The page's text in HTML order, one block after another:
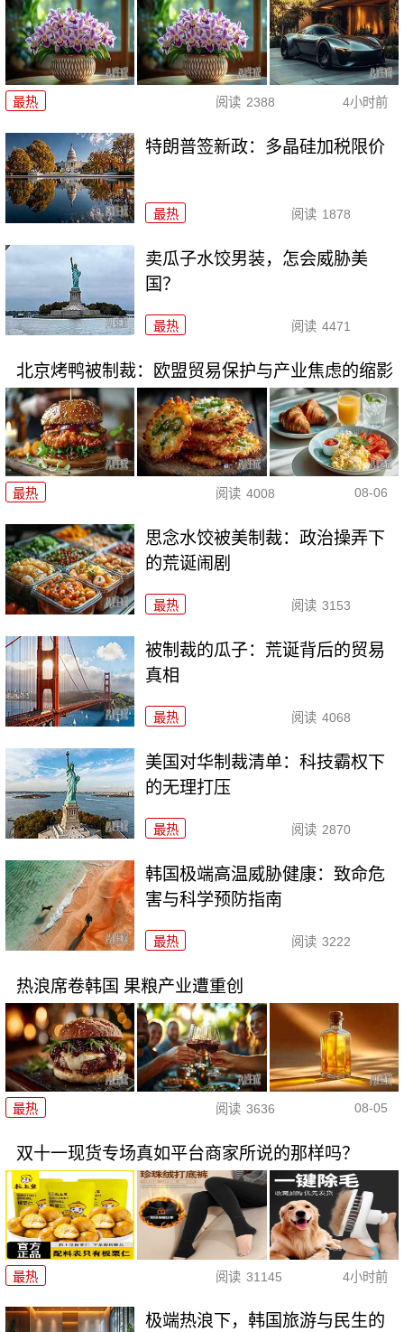
最热 阅读 2388 4小时前
特朗普签新政：多晶硅加税限价
最热 阅读 1878
卖瓜子水饺男装，怎会威胁美
国？
最热 阅读 4471
北京烤鸭被制裁：欧盟贸易保护与产业焦虑的缩影
最热 阅读 4008 08-06
思念水饺被美制裁：政治操弄下
的荒诞闹剧
最热 阅读 3153
被制裁的瓜子：荒诞背后的贸易
真相
最热 阅读 4068
美国对华制裁清单：科技霸权下
的无理打压
最热 阅读 2870
韩国极端高温威胁健康：致命危
害与科学预防指南
最热 阅读 3222
热浪席卷韩国 果粮产业遭重创
最热 阅读 3636 08-05
双十一现货专场真如平台商家所说的那样吗？
最热 阅读 31145 4小时前
极端热浪下，韩国旅游与民生的